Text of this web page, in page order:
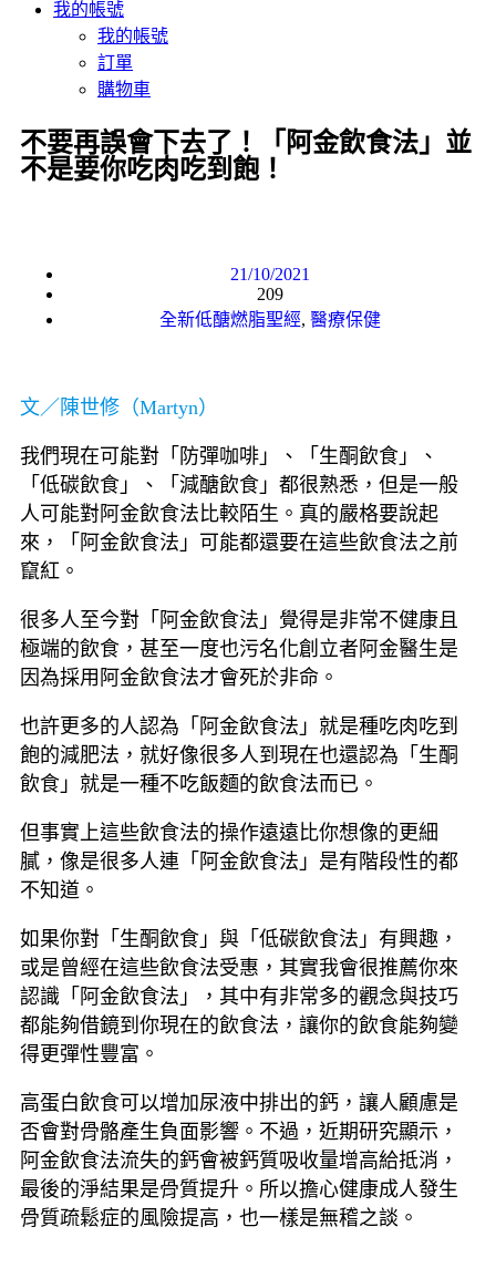
我的帳號
我的帳號
訂單
購物車
不要再誤會下去了！「阿金飲食法」並
不是要你吃肉吃到飽！
21/10/2021
209
全新低醣燃脂聖經, 醫療保健
文／陳世修（Martyn）
我們現在可能對「防彈咖啡」、「生酮飲食」、
「低碳飲食」、「減醣飲食」都很熟悉，但是一般
人可能對阿金飲食法比較陌生。真的嚴格要說起
來，「阿金飲食法」可能都還要在這些飲食法之前
竄紅。
很多人至今對「阿金飲食法」覺得是非常不健康且
極端的飲食，甚至一度也污名化創立者阿金醫生是
因為採用阿金飲食法才會死於非命。
也許更多的人認為「阿金飲食法」就是種吃肉吃到
飽的減肥法，就好像很多人到現在也還認為「生酮
飲食」就是一種不吃飯麵的飲食法而已。
但事實上這些飲食法的操作遠遠比你想像的更細
膩，像是很多人連「阿金飲食法」是有階段性的都
不知道。
如果你對「生酮飲食」與「低碳飲食法」有興趣，
或是曾經在這些飲食法受惠，其實我會很推薦你來
認識「阿金飲食法」，其中有非常多的觀念與技巧
都能夠借鏡到你現在的飲食法，讓你的飲食能夠變
得更彈性豐富。
高蛋白飲食可以增加尿液中排出的鈣，讓人顧慮是
否會對骨骼產生負面影響。不過，近期研究顯示，
阿金飲食法流失的鈣會被鈣質吸收量增高給抵消，
最後的淨結果是骨質提升。所以擔心健康成人發生
骨質疏鬆症的風險提高，也一樣是無稽之談。